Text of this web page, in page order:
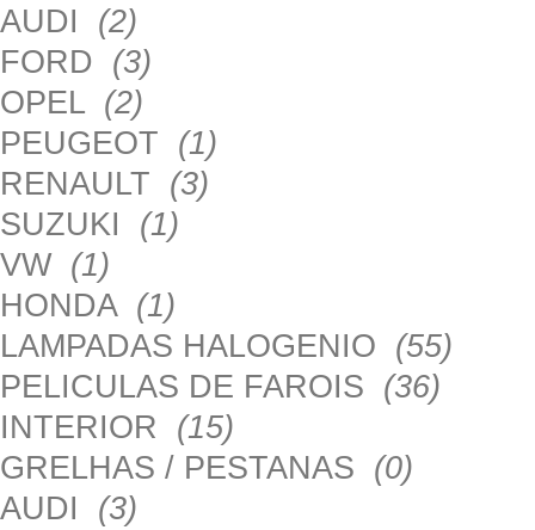
AUDI (2)
FORD (3)
OPEL (2)
PEUGEOT (1)
RENAULT (3)
SUZUKI (1)
VW (1)
HONDA (1)
LAMPADAS HALOGENIO (55)
PELICULAS DE FAROIS (36)
INTERIOR (15)
GRELHAS / PESTANAS (0)
AUDI (3)